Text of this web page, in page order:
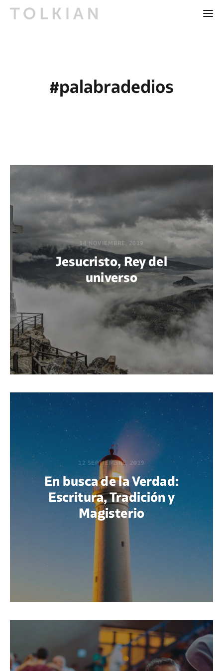
#palabradedios
14 NOVIEMBRE, 2019
Jesucristo, Rey del
universo
POR MARÍA PAOLA BERTEL
12 SEPTIEMBRE, 2019
En busca de la Verdad:
Escritura, Tradición y
Magisterio